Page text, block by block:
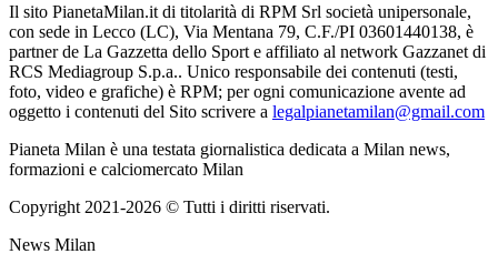
Il sito PianetaMilan.it di titolarità di RPM Srl società unipersonale,
con sede in Lecco (LC), Via Mentana 79, C.F./PI 03601440138, è
partner de La Gazzetta dello Sport e affiliato al network Gazzanet di
RCS Mediagroup S.p.a.. Unico responsabile dei contenuti (testi,
foto, video e grafiche) è RPM; per ogni comunicazione avente ad
oggetto i contenuti del Sito scrivere a legalpianetamilan@gmail.com
Pianeta Milan è una testata giornalistica dedicata a Milan news,
formazioni e calciomercato Milan
Copyright 2021-2026 © Tutti i diritti riservati.
News Milan